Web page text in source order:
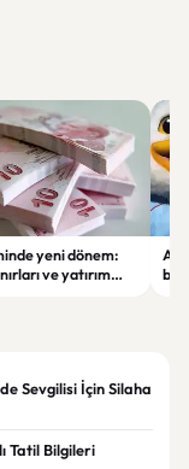
yeni dönem:
ve yatırım
Sevgilisi İçin Silaha
Tatil Bilgileri